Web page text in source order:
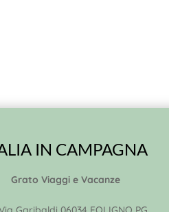
IN CAMPAGNA
Grato Viaggi e Vacanze